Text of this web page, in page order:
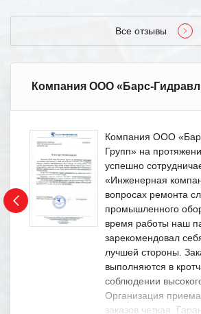
Все отзывы
Компания ООО «Барс-
Компания ООО
Групп» на
успешно
«Инженерная
вопросах ремонта
промышленного
время работы наш
зарекомендовал
лучшей стороны.
выполняются в
соблюдении
Организация
заказов четкая.